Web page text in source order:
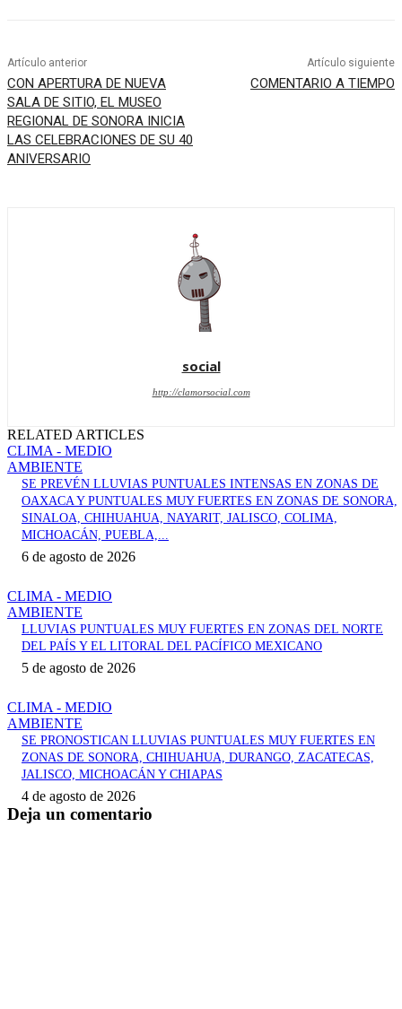
Artículo anterior
CON APERTURA DE NUEVA
SALA DE SITIO, EL MUSEO
REGIONAL DE SONORA INICIA
LAS CELEBRACIONES DE SU 40
ANIVERSARIO
Artículo siguiente
COMENTARIO A TIEMPO
social
http://clamorsocial.com
RELATED ARTICLES
CLIMA - MEDIO
AMBIENTE
SE PREVÉN LLUVIAS PUNTUALES INTENSAS EN ZONAS DE
OAXACA Y PUNTUALES MUY FUERTES EN ZONAS DE SONORA,
SINALOA, CHIHUAHUA, NAYARIT, JALISCO, COLIMA,
MICHOACÁN, PUEBLA,...
6 de agosto de 2026
CLIMA - MEDIO
AMBIENTE
LLUVIAS PUNTUALES MUY FUERTES EN ZONAS DEL NORTE
DEL PAÍS Y EL LITORAL DEL PACÍFICO MEXICANO
5 de agosto de 2026
CLIMA - MEDIO
AMBIENTE
SE PRONOSTICAN LLUVIAS PUNTUALES MUY FUERTES EN
ZONAS DE SONORA, CHIHUAHUA, DURANGO, ZACATECAS,
JALISCO, MICHOACÁN Y CHIAPAS
4 de agosto de 2026
Deja un comentario